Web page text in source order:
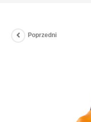
Poprzedni